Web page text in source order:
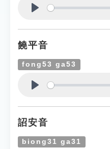
饒平音
fong53 ga53
詔安音
biong31 ga31